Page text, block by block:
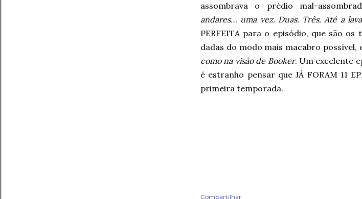
assombrava o prédio mal-
andares… uma vez. Duas. Três. Até a
PERFEITA para o episódio, que são
dadas do modo mais macabro
como na visão de Booker. Um excelente
é estranho pensar que JÁ FORAM 11
primeira temporada.
Compartilhar